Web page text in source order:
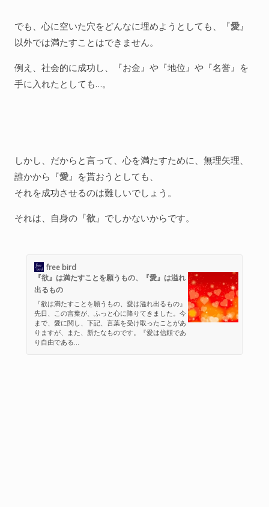
でも、心に空いた穴をどんなに埋めようとしても、『愛』
以外では満たすことはできません。
例え、社会的に成功し、『お金』や『地位』や『名誉』を
手に入れたとしても…。
しかし、だからと言って、心を満たすために、無理矢理、
誰かから『愛』を貰おうとしても、
それを成功させるのは難しいでしょう。
それは、自身の『欲』でしかないからです。
free bird
『欲』は満たすことを願うもの、『愛』は溢れ
出るもの
『欲は満たすことを願うもの、愛は溢れ出るもの』
先日、この言葉が、ふっと心に降りてきました。今
まで、愛に関し、下記、言葉を受け取ったことがあ
りますが、また、新たなものです。『愛は信頼であ
り自由である...